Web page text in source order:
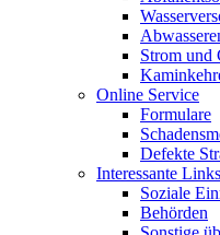
Strom und
Online Service
Formulare
Defekte
Interessante Links
Soziale
Behörden